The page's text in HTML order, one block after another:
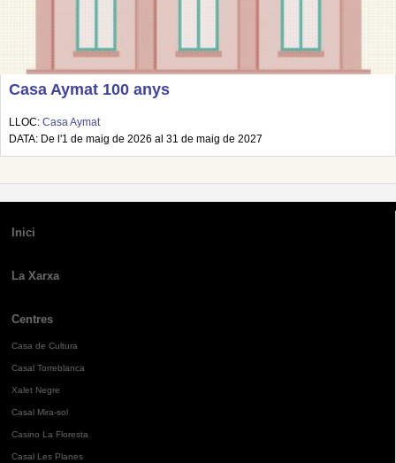
Casa Aymat 100 anys
LLOC: Casa Aymat
DATA: De l'1 de maig de 2026 al 31 de maig de 2027
Inici
La Xarxa
Centres
Casa de Cultura
Casal Torreblanca
Xalet Negre
Casal Mira-sol
Casino La Floresta
Casal Les Planes